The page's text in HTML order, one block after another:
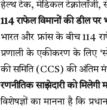
हेल्थ टेक, मेडिकल टेक्नोलॉजी,
114 राफेल विमानों की डील पर
भारत और फ्रांस के बीच 114
प्रणाली के एकीकरण के लिए
की समिति (CCS) की अंतिम
रणनीतिक साझेदारी को मिलेगी
विशेषज्ञों का मानना है कि